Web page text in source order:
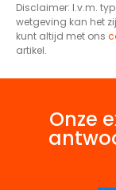
Disclaimer: I.v.m.
wetgeving kan het
kunt altijd met ons
artikel.
Onze